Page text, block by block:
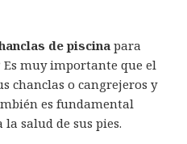
de piscina para
muy importante que el
chanclas o cangrejeros y
es fundamental
salud de sus pies.